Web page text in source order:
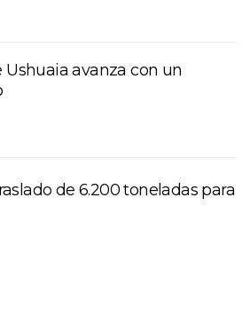
Ushuaia avanza con un
de 6.200 toneladas para